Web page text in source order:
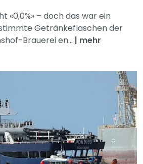
«0,0%» – doch das war ein
Getränkeflaschen der
Brauerei en... | mehr